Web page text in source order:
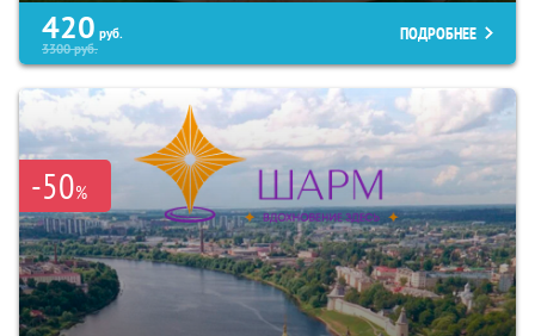
420 руб.
3300руб.
ПОДРОБНЕЕ
-50%